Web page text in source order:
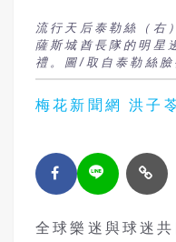
流行天后泰勒絲（右
薩斯城酋長隊的明星
禮。圖/取自泰勒絲臉
梅花新聞網 洪子
全球樂迷與球迷